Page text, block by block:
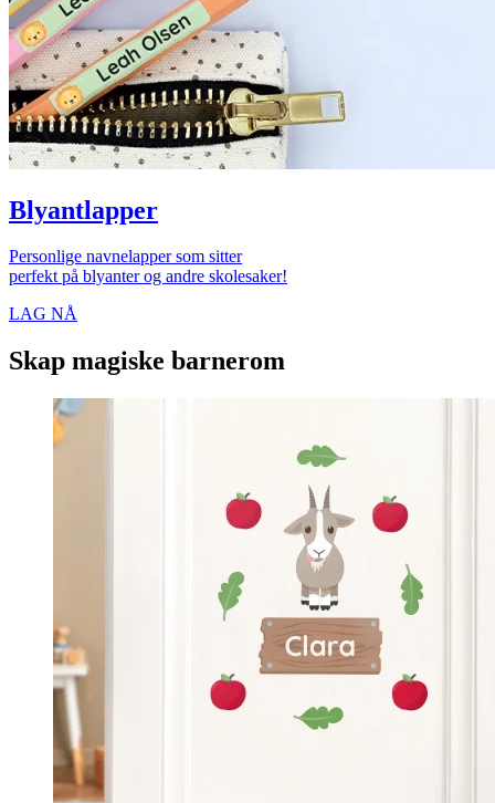
Blyantlapper
Personlige navnelapper som sitter
perfekt på blyanter og andre skolesaker!
LAG NÅ
Skap magiske barnerom